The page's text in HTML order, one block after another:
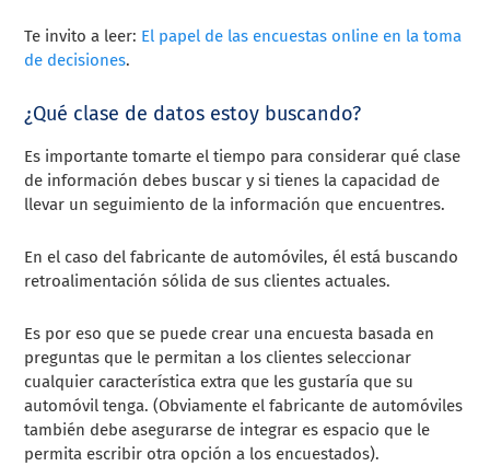
Te invito a leer: El papel de las encuestas online en la toma
de decisiones.
¿Qué clase de datos estoy buscando?
Es importante tomarte el tiempo para considerar qué clase
de información debes buscar y si tienes la capacidad de
llevar un seguimiento de la información que encuentres.
En el caso del fabricante de automóviles, él está buscando
retroalimentación sólida de sus clientes actuales.
Es por eso que se puede crear una encuesta basada en
preguntas que le permitan a los clientes seleccionar
cualquier característica extra que les gustaría que su
automóvil tenga. (Obviamente el fabricante de automóviles
también debe asegurarse de integrar es espacio que le
permita escribir otra opción a los encuestados).